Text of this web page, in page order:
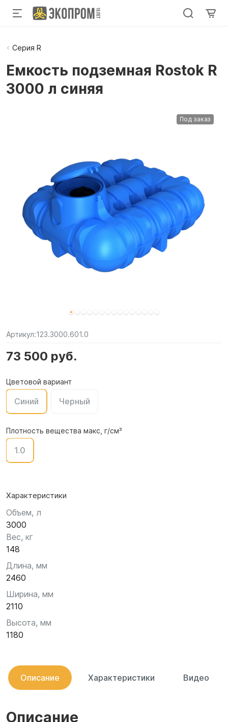
Серия R
Емкость подземная Rostok R
3000 л синяя
Под заказ
Артикул:123.3000.601.0
73 500 руб.
Цветовой вариант
Синий Черный
Плотность вещества макс, г/см³
1.0
Характеристики
Объем, л
3000
Вес, кг
148
Длина, мм
2460
Ширина, мм
2110
Высота, мм
1180
Описание Характеристики Видео
Описание